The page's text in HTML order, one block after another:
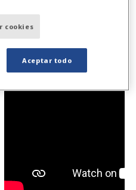
up2parts Cockpit para
cookies
Aceptar todo